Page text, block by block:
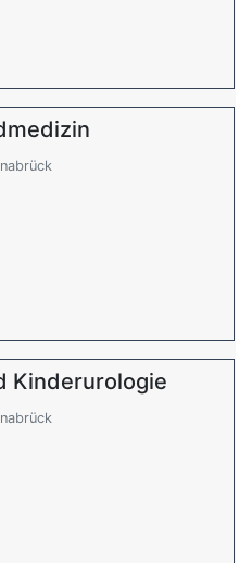
Kinderurologie